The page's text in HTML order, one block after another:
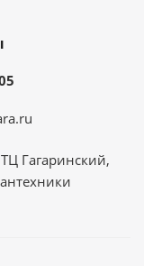
Гагаринский,